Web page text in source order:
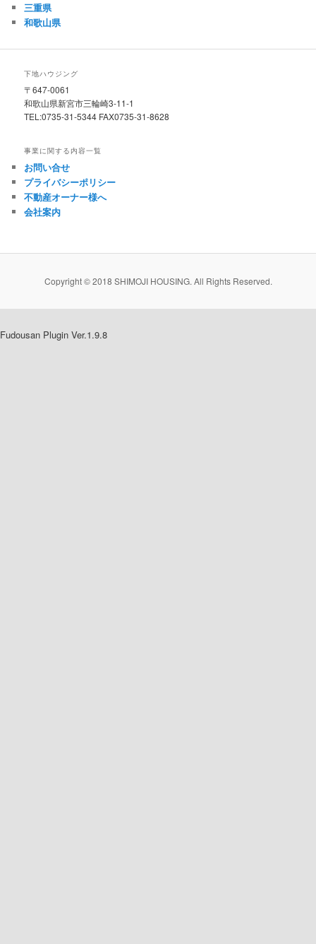
三重県
和歌山県
下地ハウジング
〒647-0061
和歌山県新宮市三輪崎3-11-1
TEL:0735-31-5344 FAX0735-31-8628
事業に関する内容一覧
お問い合せ
プライバシーポリシー
不動産オーナー様へ
会社案内
Copyright © 2018 SHIMOJI HOUSING. All Rights Reserved.
Fudousan Plugin Ver.1.9.8